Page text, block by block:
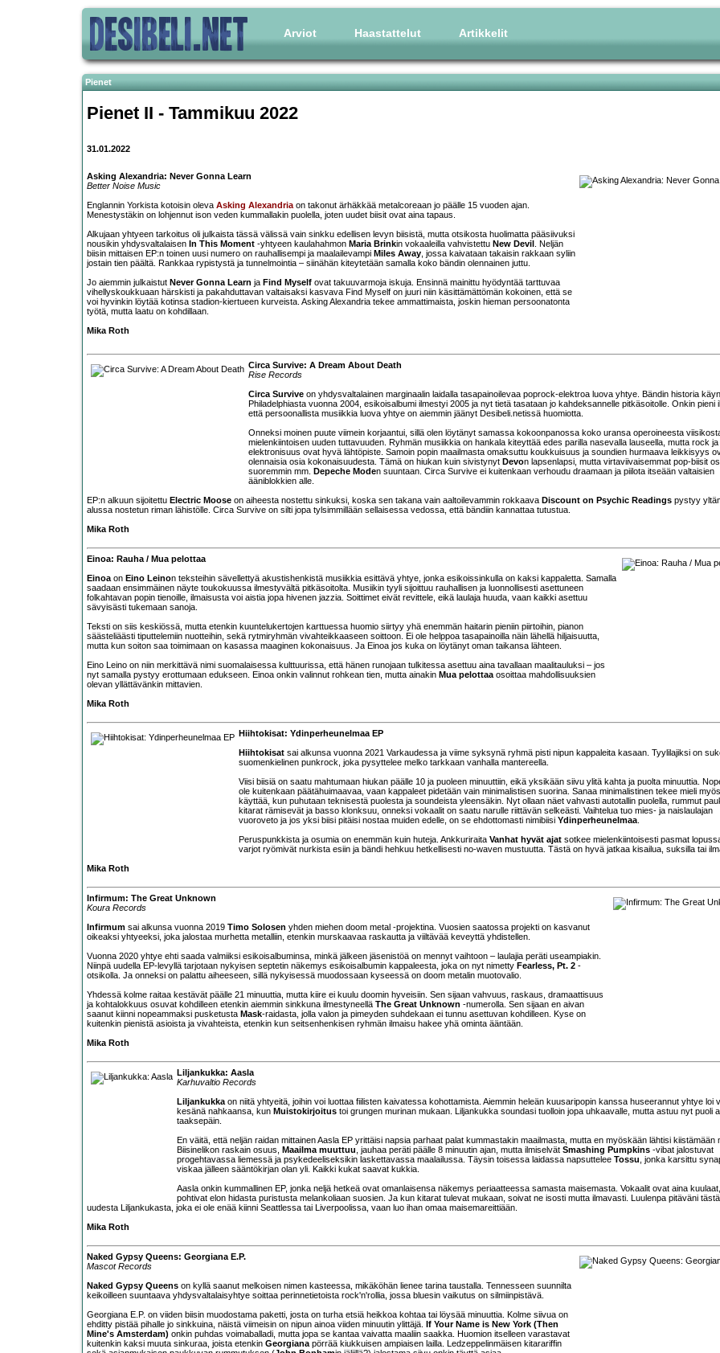
Arviot Haastattelut Artikkelit
Pienet
Pienet II - Tammikuu 2022
31.01.2022
Asking Alexandria: Never Gonna Learn
Better Noise Music
Englannin Yorkista kotoisin oleva Asking Alexandriaon takonut ärhäkkää metalcoreaan jo päälle 15 vuoden ajan.
Menestystäkin on lohjennut ison veden kummallakin puolella, joten uudet biisit ovat aina tapaus.
Alkujaan yhtyeen tarkoitus oli julkaista tässä välissä vain sinkku edellisen levyn biisistä, mutta otsikosta huolimatta pääsiivuksi
nousikin yhdysvaltalaisen In This Moment -yhtyeen kaulahahmon Maria Brinkin vokaaleilla vahvistettu New Devil . Neljän
biisin mittaisen EP:n toinen uusi numero on rauhallisempi ja maalailevampi Miles Away, jossa kaivataan takaisin rakkaan syliin
jostain tien päältä. Rankkaa rypistystä ja tunnelmointia – siinähän kiteytetään samalla koko bändin olennainen juttu.
Jo aiemmin julkaistut Never Gonna Learn ja Find Myself ovat takuuvarmoja iskuja. Ensinnä mainittu hyödyntää tarttuvaa
vihellyskoukkuaan härskisti ja pakahduttavan valtaisaksi kasvava Find Myself on juuri niin käsittämättömän kokoinen, että se
voi hyvinkin löytää kotinsa stadion-kiertueen kurveista. Asking Alexandria tekee ammattimaista, joskin hieman persoonatonta
työtä, mutta laatu on kohdillaan.
Mika Roth
Circa Survive: A Dream About Death
Rise Records
Circa Survive on yhdysvaltalainen marginaalin laidalla tasapainoilevaa poprock-elektroa luova yhtye. Bändin historia
Philadelphiasta vuonna 2004, esikoisalbumi ilmestyi 2005 ja nyt tietä tasataan jo kahdeksannelle pitkäsoitolle. Onkin pieni
että persoonallista musiikkia luova yhtye on aiemmin jäänyt Desibeli.netissä huomiotta.
Onneksi moinen puute viimein korjaantui, sillä olen löytänyt samassa kokoonpanossa koko uransa operoineesta
mielenkiintoisen uuden tuttavuuden. Ryhmän musiikkia on hankala kiteyttää edes parilla nasevalla lauseella, mutta rock ja
elektronisuus ovat hyvä lähtöpiste. Samoin popin maailmasta omaksuttu koukkuisuus ja soundien hurmaava leikkisyys
olennaisia osia kokonaisuudesta. Tämä on hiukan kuin sivistynyt Devon lapsenlapsi, mutta virtaviivaisemmat pop-biisit
suoremmin mm. Depeche Moden suuntaan. Circa Survive ei kuitenkaan verhoudu draamaan ja piilota itseään valtaisien
ääniblokkien alle.
EP:n alkuun sijoitettu Electric Moose on aiheesta nostettu sinkuksi, koska sen takana vain aaltoilevammin rokkaava Discount on Psychic Readings pystyy
alussa nostetun riman lähistölle. Circa Survive on silti jopa tylsimmillään sellaisessa vedossa, että bändiin kannattaa tutustua.
Mika Roth
Einoa: Rauha / Mua pelottaa
Einoa on Eino Leinon teksteihin sävellettyä akustishenkistä musiikkia esittävä yhtye, jonka esikoissinkulla on kaksi kappaletta. Samalla
saadaan ensimmäinen näyte toukokuussa ilmestyvältä pitkäsoitolta. Musiikin tyyli sijoittuu rauhallisen ja luonnollisesti asettuneen
folkahtavan popin tienoille, ilmaisusta voi aistia jopa hivenen jazzia. Soittimet eivät revittele, eikä laulaja huuda, vaan kaikki asettuu
sävyisästi tukemaan sanoja.
Teksti on siis keskiössä, mutta etenkin kuuntelukertojen karttuessa huomio siirtyy yhä enemmän haitarin pieniin piirtoihin, pianon
säästeliäästi tiputtelemiin nuotteihin, sekä rytmiryhmän vivahteikkaaseen soittoon. Ei ole helppoa tasapainoilla näin lähellä hiljaisuutta,
mutta kun soiton saa toimimaan on kasassa maaginen kokonaisuus. Ja Einoa jos kuka on löytänyt oman taikansa lähteen.
Eino Leino on niin merkittävä nimi suomalaisessa kulttuurissa, että hänen runojaan tulkitessa asettuu aina tavallaan maalitauluksi – jos
nyt samalla pystyy erottumaan edukseen. Einoa onkin valinnut rohkean tien, mutta ainakin Mua pelottaa osoittaa mahdollisuuksien
olevan yllättävänkin mittavien.
Mika Roth
Hiihtokisat: Ydinperheunelmaa EP
Hiihtokisat sai alkunsa vuonna 2021 Varkaudessa ja viime syksynä ryhmä pisti nipun kappaleita kasaan. Tyylilajiksi on
suomenkielinen punkrock, joka pysyttelee melko tarkkaan vanhalla mantereella.
Viisi biisiä on saatu mahtumaan hiukan päälle 10 ja puoleen minuuttiin, eikä yksikään siivu ylitä kahta ja puolta minuuttia.
ole kuitenkaan päätähuimaavaa, vaan kappaleet pidetään vain minimalistisen suorina. Sanaa minimalistinen tekee mieli myös
käyttää, kun puhutaan teknisestä puolesta ja soundeista yleensäkin. Nyt ollaan näet vahvasti autotallin puolella, rummut
kitarat rämisevät ja basso klonksuu, onneksi vokaalit on saatu narulle riittävän selkeästi. Vaihtelua tuo mies- ja naislaulajan
vuoroveto ja jos yksi biisi pitäisi nostaa muiden edelle, on se ehdottomasti nimibiisi Ydinperheunelmaa
Peruspunkkista ja osumia on enemmän kuin huteja. Ankkuriraita Vanhat hyvät ajat sotkee mielenkiintoisesti pasmat
varjot ryömivät nurkista esiin ja bändi hehkuu hetkellisesti no-waven mustuutta. Tästä on hyvä jatkaa kisailua, suksilla tai
Mika Roth
Infirmum: The Great Unknown
Koura Records
Infirmum sai alkunsa vuonna 2019 Timo Solosen yhden miehen doom metal -projektina. Vuosien saatossa projekti on kasvanut
oikeaksi yhtyeeksi, joka jalostaa murhetta metalliin, etenkin murskaavaa raskautta ja viiltävää keveyttä yhdistellen.
Vuonna 2020 yhtye ehti saada valmiiksi esikoisalbuminsa, minkä jälkeen jäsenistöä on mennyt vaihtoon – laulajia peräti useampiakin.
Niinpä uudella EP-levyllä tarjotaan nykyisen septetin näkemys esikoisalbumin kappaleesta, joka on nyt nimetty Fearless, Pt. 2 -
otsikolla. Ja onneksi on palattu aiheeseen, sillä nykyisessä muodossaan kyseessä on doom metalin muotovalio.
Yhdessä kolme raitaa kestävät päälle 21 minuuttia, mutta kiire ei kuulu doomin hyveisiin. Sen sijaan vahvuus, raskaus, dramaattisuus
ja kohtalokkuus osuvat kohdilleen etenkin aiemmin sinkkuna ilmestyneellä The Great Unknown -numerolla. Sen sijaan en aivan
saanut kiinni nopeammaksi pusketusta Mask-raidasta, jolla valon ja pimeyden suhdekaan ei tunnu asettuvan kohdilleen. Kyse on
kuitenkin pienistä asioista ja vivahteista, etenkin kun seitsenhenkisen ryhmän ilmaisu hakee yhä ominta ääntään.
Mika Roth
Liljankukka: Aasla
Karhuvaltio Records
Liljankukka on niitä yhtyeitä, joihin voi luottaa fiilisten kaivatessa kohottamista. Aiemmin heleän kuusaripopin kanssa huseerannut yhtye loi
kesänä nahkaansa, kun Muistokirjoitus toi grungen murinan mukaan. Liljankukka soundasi tuolloin jopa uhkaavalle, mutta astuu nyt puoli
taaksepäin.
En väitä, että neljän raidan mittainen Aasla EP yrittäisi napsia parhaat palat kummastakin maailmasta, mutta en myöskään lähtisi kiistämään
Biisinelikon raskain osuus, Maailma muuttuu , jauhaa peräti päälle 8 minuutin ajan, mutta ilmiselvät Smashing Pumpkins -vibat jalostuvat
progehtavassa liemessä ja psykedeeliseksikin laskettavassa maalailussa. Täysin toisessa laidassa napsuttelee Tossu , jonka karsittu
viskaa jälleen sääntökirjan olan yli. Kaikki kukat saavat kukkia.
Aasla onkin kummallinen EP, jonka neljä hetkeä ovat omanlaisensa näkemys periaatteessa samasta maisemasta. Vokaalit ovat aina
pohtivat elon hidasta puristusta melankoliaan suosien. Ja kun kitarat tulevat mukaan, soivat ne isosti mutta ilmavasti. Luulenpa pitäväni tästä
uudesta Liljankukasta, joka ei ole enää kiinni Seattlessa tai Liverpoolissa, vaan luo ihan omaa maisemareittiään.
Mika Roth
Naked Gypsy Queens: Georgiana E.P.
Mascot Records
Naked Gypsy Queens on kyllä saanut melkoisen nimen kasteessa, mikäköhän lienee tarina taustalla. Tennesseen suunnilta
keikoilleen suuntaava yhdysvaltalaisyhtye soittaa perinnetietoista rock'n'rollia, jossa bluesin vaikutus on silmiinpistävä.
Georgiana E.P. on viiden biisin muodostama paketti, josta on turha etsiä heikkoa kohtaa tai löysää minuuttia. Kolme siivua on
ehditty pistää pihalle jo sinkkuina, näistä viimeisin on nipun ainoa viiden minuutin ylittäjä. If Your Name is New York (Then
Mine's Amsterdam) onkin puhdas voimaballadi, mutta jopa se kantaa vaivatta maaliin saakka. Huomion itselleen varastavat
kuitenkin kaksi muuta sinkuraa, joista etenkin Georgiana pörrää kiukkuisen ampiaisen lailla. Ledzeppelinmäisen kitarariffin